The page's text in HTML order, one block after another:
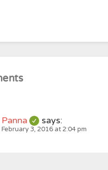
Panna says:
February 3, 2016 at 2:04 pm